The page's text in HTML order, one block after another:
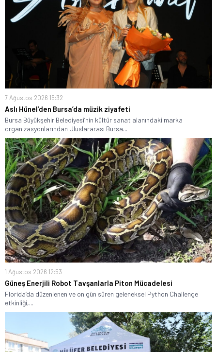
7 Ağustos 2026 15:32
Aslı Hünel’den Bursa’da müzik ziyafeti
Bursa Büyükşehir Belediyesi’nin kültür sanat alanındaki marka
organizasyonlarından Uluslararası Bursa...
1 Ağustos 2026 12:53
Güneş Enerjili Robot Tavşanlarla Piton Mücadelesi
Florida’da düzenlenen ve on gün süren geleneksel Python Challenge
etkinliği,...